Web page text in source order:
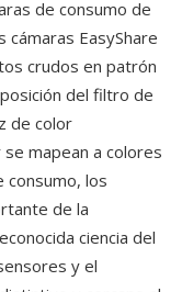
de consumo de
EasyShare
crudos en patrón
del filtro de
de color
mapean a colores
consumo, los
de la
ciencia del
y el